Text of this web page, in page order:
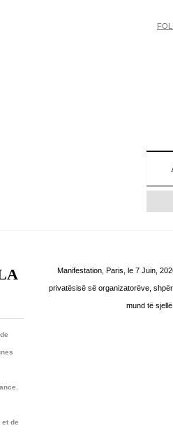
de
Manifestation, Paris, le 7 Juin,
privatësisë së organizatorëve,
mund të